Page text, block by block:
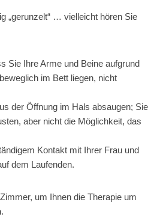
„gerunzelt“ … vielleicht hören Sie
Sie Ihre Arme und Beine aufgrund
im Bett liegen, nicht
der Öffnung im Hals absaugen; Sie
aber nicht die Möglichkeit, das
Kontakt mit Ihrer Frau und
dem Laufenden.
um Ihnen die Therapie um